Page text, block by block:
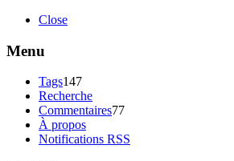
Close
Menu
Tags147
Recherche
Commentaires77
À propos
Notifications RSS